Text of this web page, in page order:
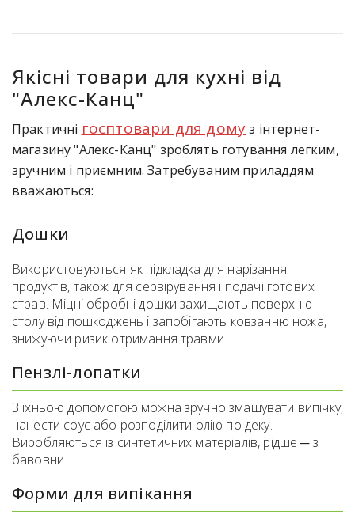
Якісні товари для кухні від
"Алекс-Канц"
Практичні госптовари для домуз інтернет-
магазину "Алекс-Канц" зроблять готування легким,
зручним і приємним. Затребуваним приладдям
вважаються:
Дошки
Використовуються як підкладка для нарізання
продуктів, також для сервірування і подачі готових
страв. Міцні обробні дошки захищають поверхню
столу від пошкоджень і запобігають ковзанню ножа,
знижуючи ризик отримання травми.
Пензлі-лопатки
З їхньою допомогою можна зручно змащувати випічку,
нанести соус або розподілити олію по деку.
Виробляються із синтетичних матеріалів, рідше ─ з
бавовни.
Форми для випікання